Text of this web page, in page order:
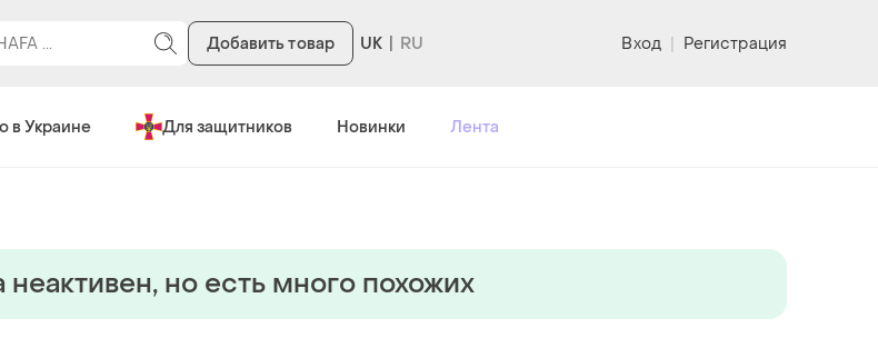
Добавить товар UK Вход | Регистрация
в Украине Для защитников Новинки Лента
неактивен, но есть много похожих